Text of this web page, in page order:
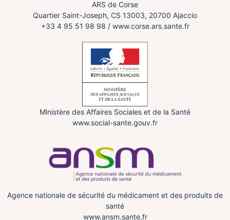
ARS de Corse
Quartier Saint-Joseph, CS 13003, 20700 Ajaccio
+33 4 95 51 98 98 / www.corse.ars.sante.fr
Ministère des Affaires Sociales et de la Santé
www.social-sante.gouv.fr
Agence nationale de sécurité du médicament et des produits de
santé
www.ansm.sante.fr